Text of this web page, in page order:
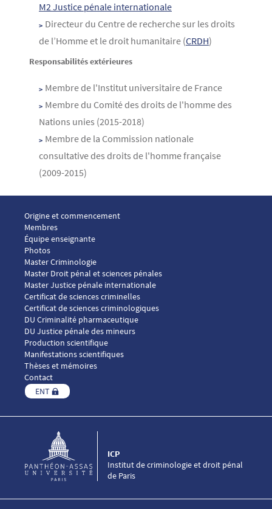
M2 Justice pénale internationale
Directeur du Centre de recherche sur les droits
de l’Homme et le droit humanitaire (CRDH)
Responsabilités extérieures
Membre de l'Institut universitaire de France
Membre du Comité des droits de l'homme des
Nations unies (2015-2018)
Membre de la Commission nationale
consultative des droits de l'homme française
(2009-2015)
Menu footer ICP 1
Origine et commencement
Membres
Équipe enseignante
Photos
Menu footer ICP 2
Master Criminologie
Master Droit pénal et sciences pénales
Master Justice pénale internationale
Menu footer ICP 3
Certificat de sciences criminelles
Certificat de sciences criminologiques
DU Criminalité pharmaceutique
DU Justice pénale des mineurs
Menu footer ICP 4
Production scientifique
Manifestations scientifiques
Thèses et mémoires
Contact
ENT
Institut de criminologie et droit pénal
de Paris
ICP